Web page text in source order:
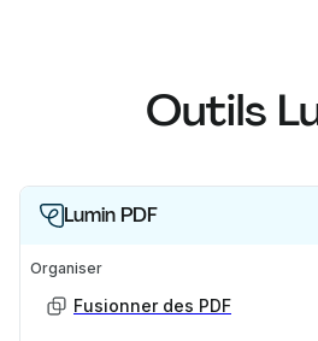
Outils
Lumin PDF
Organiser
Fusionner des PDF